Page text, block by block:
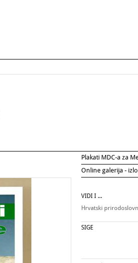
Plakati MDC-a za
Online galerija -
VIDI I ...
Hrvatski
SIGE